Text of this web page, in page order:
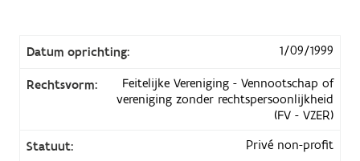
Datum oprichting: 1/09/1999
Rechtsvorm:
Feitelijke Vereniging - Vennootschap of
vereniging zonder rechtspersoonlijkheid
(FV - VZER)
Statuut:
Privé non-profit